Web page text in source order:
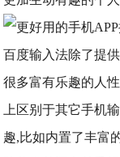
百度输入法除了提
很多富有乐趣的人
上区别于其它手机
趣,比如内置了丰富